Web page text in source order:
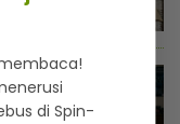
di Spin-